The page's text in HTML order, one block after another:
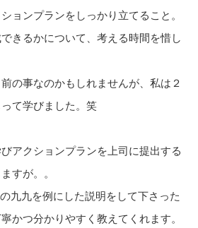
ョンプランをしっかり立てること。
きるかについて、考える時間を惜し
の事なのかもしれませんが、私は２
て学びました。笑
アクションプランを上司に提出する
すが。。
九九を例にした説明をして下さった
かつ分かりやすく教えてくれます。